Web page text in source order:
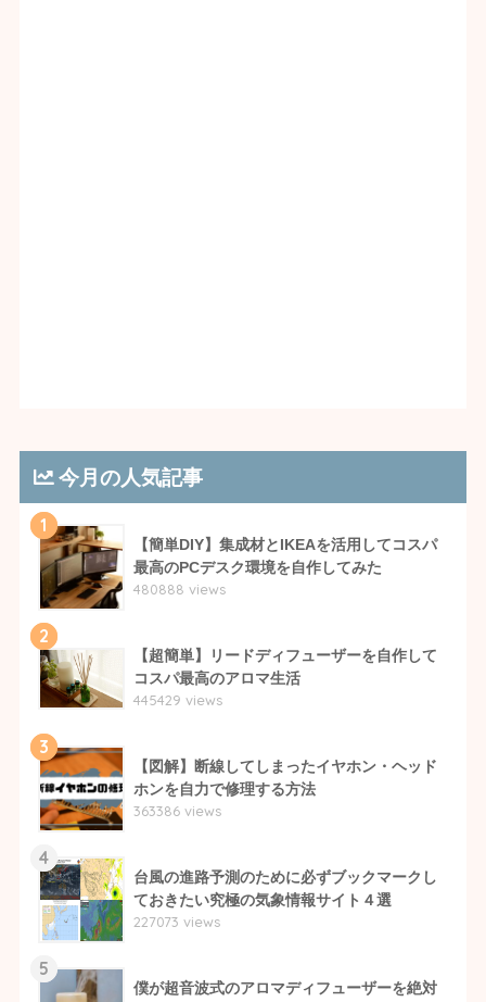
今月の人気記事
1
【簡単DIY】集成材とIKEAを活用してコスパ
最高のPCデスク環境を自作してみた
480888 views
2
【超簡単】リードディフューザーを自作して
コスパ最高のアロマ生活
445429 views
3
【図解】断線してしまったイヤホン・ヘッド
ホンを自力で修理する方法
363386 views
4
台風の進路予測のために必ずブックマークし
ておきたい究極の気象情報サイト４選
227073 views
5
僕が超音波式のアロマディフューザーを絶対